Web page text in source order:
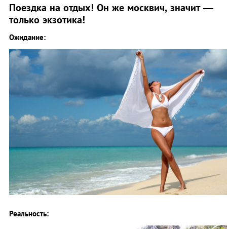
Поездка на отдых! Он же москвич, значит —
только экзотика!
Ожидание:
Реальность: